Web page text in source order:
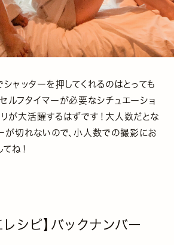
シャッターを押してくれるのはとっても
ルフタイマーが必要なシチュエーショ
が大活躍するはずです！大人数だとな
が切れないので、小人数での撮影にお
ね！
シピ】バックナンバー